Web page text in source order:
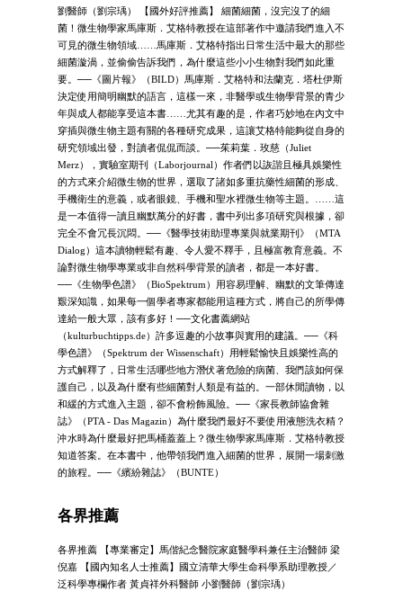
劉醫師（劉宗瑀） 【國外好評推薦】 細菌細菌，沒完沒了的細
菌！微生物學家馬庫斯．艾格特教授在這部著作中邀請我們進入不
可見的微生物領域……馬庫斯．艾格特指出日常生活中最大的那些
細菌漩渦，並偷偷告訴我們，為什麼這些小小生物對我們如此重
要。──《圖片報》（BILD）馬庫斯．艾格特和法蘭克．塔杜伊斯
決定使用簡明幽默的語言，這樣一來，非醫學或生物學背景的青少
年與成人都能享受這本書……尤其有趣的是，作者巧妙地在內文中
穿插與微生物主題有關的各種研究成果，這讓艾格特能夠從自身的
研究領域出發，對讀者侃侃而談。──茱莉葉．玫慈（Juliet
Merz），實驗室期刊（Laborjournal）作者們以詼諧且極具娛樂性
的方式來介紹微生物的世界，選取了諸如多重抗藥性細菌的形成、
手機衛生的意義，或者眼鏡、手機和聖水裡微生物等主題。……這
是一本值得一讀且幽默萬分的好書，書中列出多項研究與根據，卻
完全不會冗長沉悶。──《醫學技術助理專業與就業期刊》（MTA
Dialog）這本讀物輕鬆有趣、令人愛不釋手，且極富教育意義。不
論對微生物學專業或非自然科學背景的讀者，都是一本好書。
──《生物學色譜》（BioSpektrum）用容易理解、幽默的文筆傳達
艱深知識，如果每一個學者專家都能用這種方式，將自己的所學傳
達給一般大眾，該有多好！──文化書薦網站
（kulturbuchtipps.de）許多逗趣的小故事與實用的建議。──《科
學色譜》（Spektrum der Wissenschaft）用輕鬆愉快且娛樂性高的
方式解釋了，日常生活哪些地方潛伏著危險的病菌、我們該如何保
護自己，以及為什麼有些細菌對人類是有益的。一部休閒讀物，以
和緩的方式進入主題，卻不會粉飾風險。──《家長教師協會雜
誌》（PTA - Das Magazin）為什麼我們最好不要使用液態洗衣精？
沖水時為什麼最好把馬桶蓋蓋上？微生物學家馬庫斯．艾格特教授
知道答案。在本書中，他帶領我們進入細菌的世界，展開一場刺激
的旅程。──《繽紛雜誌》（BUNTE）
各界推薦
各界推薦 【專業審定】馬偕紀念醫院家庭醫學科兼任主治醫師 梁
倪嘉 【國內知名人士推薦】國立清華大學生命科學系助理教授／
泛科學專欄作者 黃貞祥外科醫師 小劉醫師（劉宗瑀）